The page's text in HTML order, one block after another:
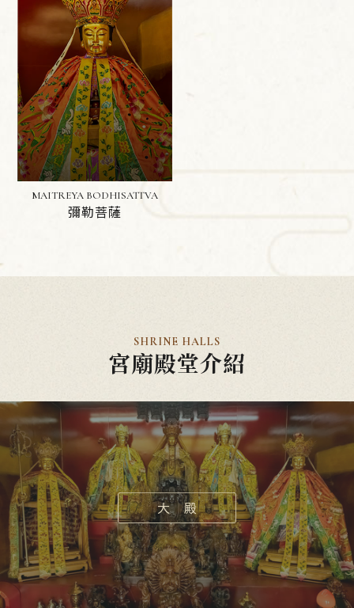
MAITREYA BODHISATTVA
彌勒菩薩
SHRINE HALLS
宮廟殿堂介紹
大 殿